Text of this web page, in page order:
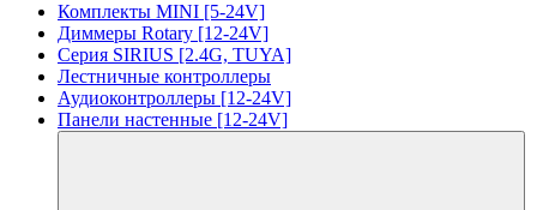
Комплекты MINI [5-24V]
Диммеры Rotary [12-24V]
Серия SIRIUS [2.4G, TUYA]
Лестничные контроллеры
Аудиоконтроллеры [12-24V]
Панели настенные [12-24V]